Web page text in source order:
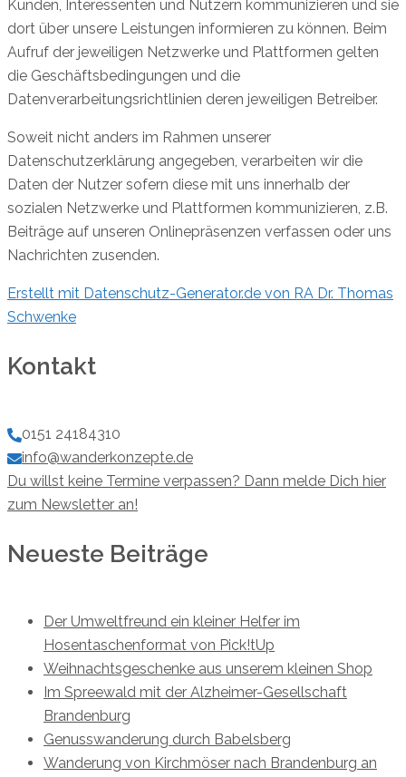
Kunden, Interessenten und Nutzern kommunizieren und sie
dort über unsere Leistungen informieren zu können. Beim
Aufruf der jeweiligen Netzwerke und Plattformen gelten
die Geschäftsbedingungen und die
Datenverarbeitungsrichtlinien deren jeweiligen Betreiber.
Soweit nicht anders im Rahmen unserer
Datenschutzerklärung angegeben, verarbeiten wir die
Daten der Nutzer sofern diese mit uns innerhalb der
sozialen Netzwerke und Plattformen kommunizieren, z.B.
Beiträge auf unseren Onlinepräsenzen verfassen oder uns
Nachrichten zusenden.
Erstellt mit Datenschutz-Generator.de von RA Dr. Thomas
Schwenke
Kontakt
0151 24184310
info@wanderkonzepte.de
Du willst keine Termine verpassen? Dann melde Dich hier
zum Newsletter an!
Neueste Beiträge
Der Umweltfreund ein kleiner Helfer im
Hosentaschenformat von Pick!tUp
Weihnachtsgeschenke aus unserem kleinen Shop
Im Spreewald mit der Alzheimer-Gesellschaft
Brandenburg
Genusswanderung durch Babelsberg
Wanderung von Kirchmöser nach Brandenburg an